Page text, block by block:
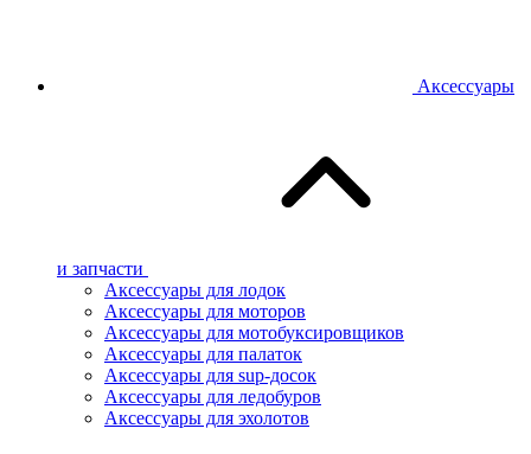
Аксессуары
и запчасти
Аксессуары для лодок
Аксессуары для моторов
Аксессуары для мотобуксировщиков
Аксессуары для палаток
Аксессуары для sup-досок
Аксессуары для ледобуров
Аксессуары для эхолотов